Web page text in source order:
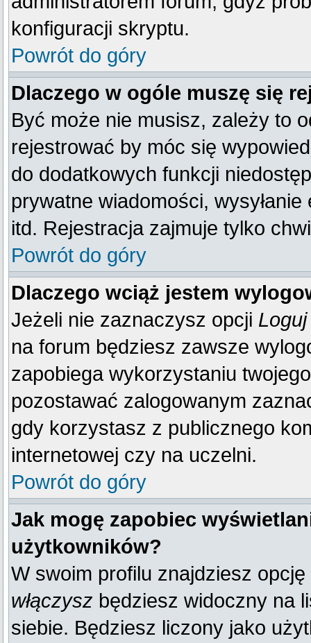
konfiguracji skryptu.
Powrót do góry
Dlaczego w ogóle muszę się
Być może nie musisz, zależy to
rejestrować by móc się
do dodatkowych funkcji
prywatne wiadomości,
itd. Rejestracja zajmuje tylko
Powrót do góry
Dlaczego wciąż jestem
Jeżeli nie zaznaczysz opcji
na forum będziesz zawsze
zapobiega wykorzystaniu
pozostawać zalogowanym
gdy korzystasz z publicznego
internetowej czy na uczelni.
Powrót do góry
Jak mogę zapobiec
użytkowników?
W swoim profilu znajdziesz opcję
włączysz będziesz widoczny na
siebie. Będziesz liczony jako